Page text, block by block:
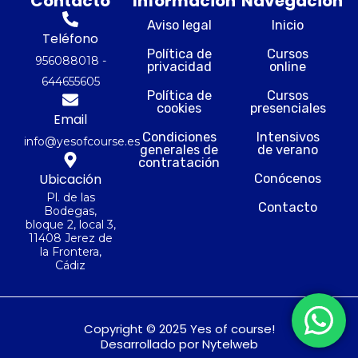
e
t
a
r
a
m
t
u
e
k
Inicio
Cursos
online
Cursos
presenciales
Intensivos
de verano
Conócenos
Contacto
Aviso legal
Política de
privacidad
Política de
cookies
Condiciones
generales de
contratación
Teléfono
956088018 -
644655605
Email
info@yesofcourse.es
Ubicación
Pl. de las
Bodegas,
bloque 2, local 3,
11408 Jerez de
la Frontera,
Cádiz
Copyright © 2025 Yes of course!
Desarrollado por Nytelweb